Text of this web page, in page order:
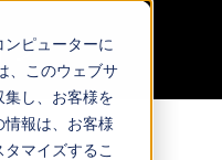
ピューターに
、このウェブサ
し、お客様を
報は、お客様
マイズするこ
ン